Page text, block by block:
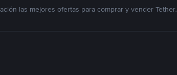
las mejores ofertas para comprar y vender Tether.